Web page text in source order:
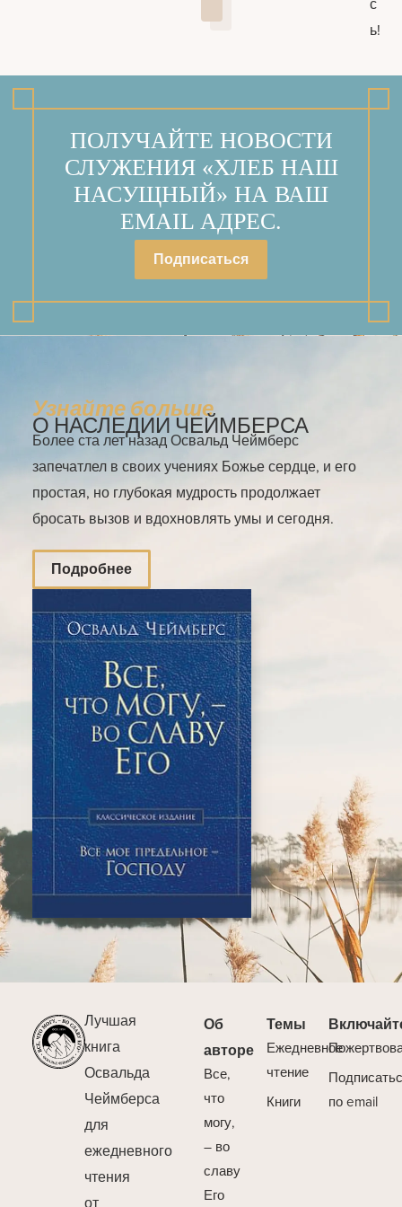
ь!
ПОЛУЧАЙТЕ НОВОСТИ
СЛУЖЕНИЯ «ХЛЕБ НАШ
НАСУЩНЫЙ» НА ВАШ
EMAIL АДРЕС.
Подписаться
Узнайте больше
О НАСЛЕДИИ ЧЕЙМБЕРСА
Более ста лет назад Освальд Чеймберс
запечатлел в своих учениях Божье сердце, и его
простая, но глубокая мудрость продолжает
бросать вызов и вдохновлять умы и сегодня.
Подробнее
Лучшая
книга
Освальда
Чеймберса
для
ежедневного
чтения
Об
авторе
Все,
что
могу,
– во
славу
Его
Темы
Ежедневное
чтение
Книги
по email